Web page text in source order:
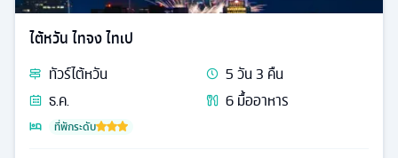
ไต้หวัน ไทจง ไทเป
ทัวร์ไต้หวัน 5วัน3 คืน
ธ.ค.
6มื้ออาหาร
ที่พักระดับ